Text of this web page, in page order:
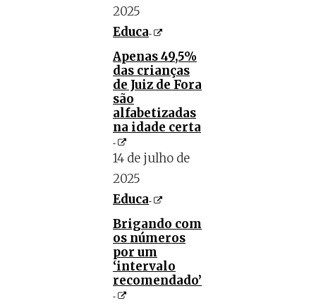
2025
Educa
Apenas 49,5%
das crianças
de Juiz de Fora
são
alfabetizadas
na idade certa
14 de julho de
2025
Educa
Brigando com
os números
por um
‘intervalo
recomendado’